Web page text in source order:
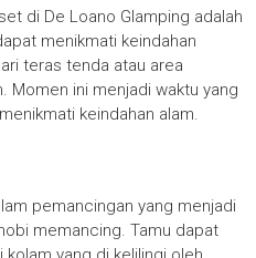
di De Loano Glamping adalah
menikmati keindahan
teras tenda atau area
Momen ini menjadi waktu yang
keindahan alam.
pemancingan yang menjadi
memancing. Tamu dapat